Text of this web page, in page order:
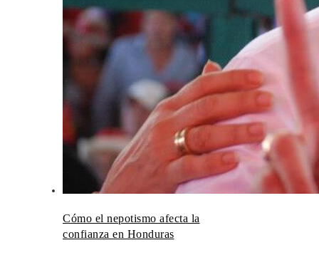
Cómo el nepotismo afecta la
confianza en Honduras